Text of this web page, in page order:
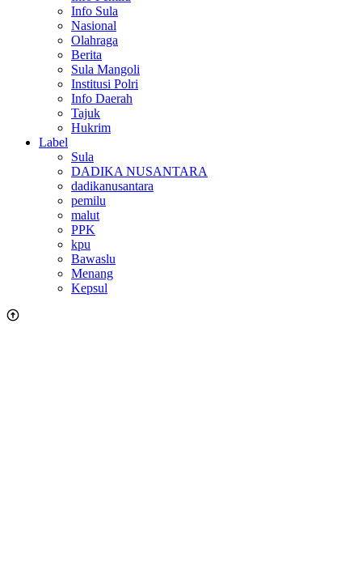
Info Sula
Nasional
Olahraga
Berita
Sula Mangoli
Institusi Polri
Info Daerah
Tajuk
Hukrim
Label
Sula
DADIKA NUSANTARA
dadikanusantara
pemilu
malut
PPK
kpu
Bawaslu
Menang
Kepsul